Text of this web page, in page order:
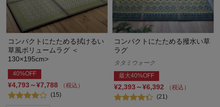
コンパクトにたためる拭けるい
草風ボリュームラグ ＜
130×195cm>
40%OFF
¥4,793～¥7,788
（税込）
(15)
コンパクトにたためる撥水い草
ラグ
タタミウォーク
最大40%OFF
¥2,393～¥6,392
（税込）
(21)